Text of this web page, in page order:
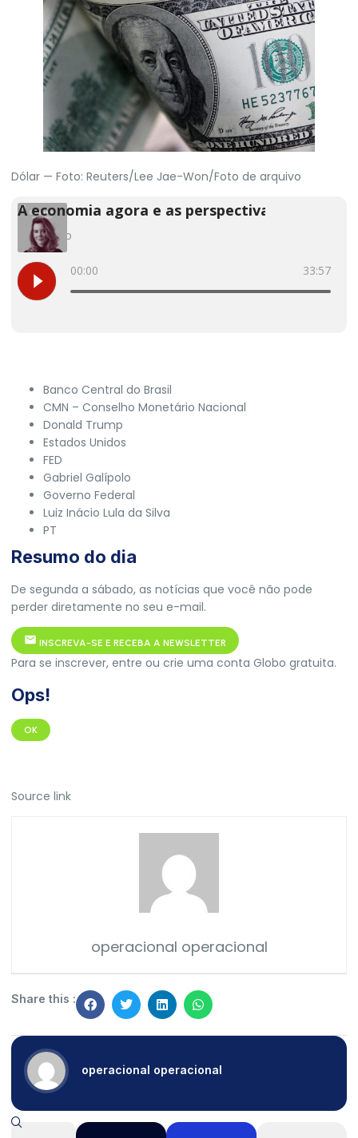
Dólar — Foto: Reuters/Lee Jae-Won/Foto de arquivo
Banco Central do Brasil
CMN – Conselho Monetário Nacional
Donald Trump
Estados Unidos
FED
Gabriel Galípolo
Governo Federal
Luiz Inácio Lula da Silva
PT
Resumo do dia
De segunda a sábado, as notícias que você não pode
perder diretamente no seu e-mail.
INSCREVA-SE E RECEBA A NEWSLETTER
Para se inscrever, entre ou crie uma conta Globo gratuita.
Ops!
OK
Source link
operacional operacional
Share this :
operacional operacional